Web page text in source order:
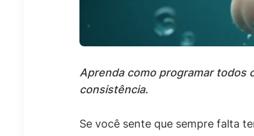
Aprenda como programar todos
consistência.
Se você sente que sempre falta